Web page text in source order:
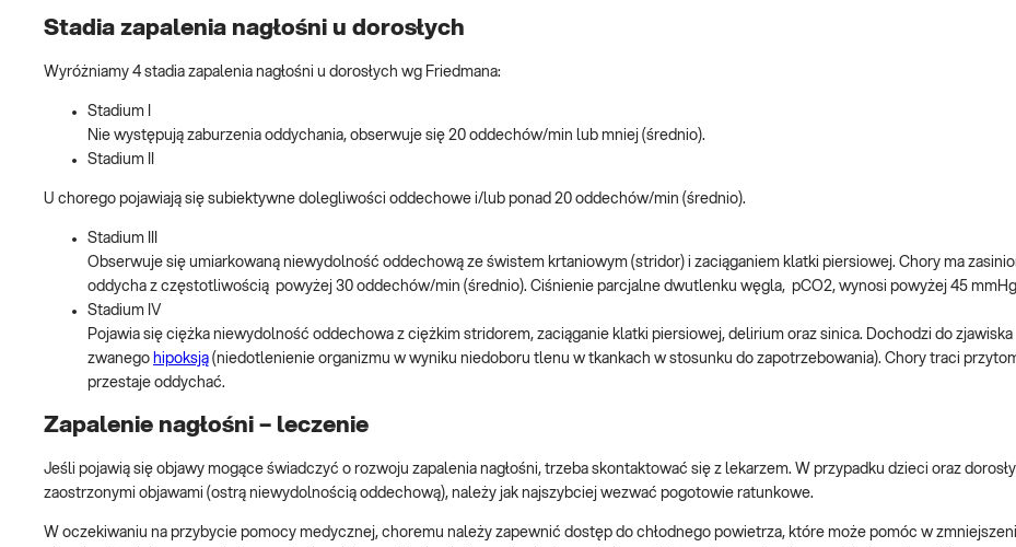
Stadia zapalenia nagłośni u dorosłych
Wyróżniamy 4 stadia zapalenia nagłośni u dorosłych wg Friedmana:
Stadium I
Nie występują zaburzenia oddychania, obserwuje się 20 oddechów/min lub mniej (średnio).
Stadium II
U chorego pojawiają się subiektywne dolegliwości oddechowe i/lub ponad 20 oddechów/min (średnio).
Stadium III
Obserwuje się umiarkowaną niewydolność oddechową ze świstem krtaniowym (stridor) i zaciąganiem klatki piersiowej. Chory ma
oddycha z częstotliwością powyżej 30 oddechów/min (średnio). Ciśnienie parcjalne dwutlenku węgla, pCO2, wynosi powyżej 45
Stadium IV
Pojawia się ciężka niewydolność oddechowa z ciężkim stridorem, zaciąganie klatki piersiowej, delirium oraz sinica. Dochodzi do zjawiska
zwanego hipoksją (niedotlenienie organizmu w wyniku niedoboru tlenu w tkankach w stosunku do zapotrzebowania). Chory traci
przestaje oddychać.
Zapalenie nagłośni – leczenie
Jeśli pojawią się objawy mogące świadczyć o rozwoju zapalenia nagłośni, trzeba skontaktować się z lekarzem. W przypadku dzieci oraz
zaostrzonymi objawami (ostrą niewydolnością oddechową), należy jak najszybciej wezwać pogotowie ratunkowe.
W oczekiwaniu na przybycie pomocy medycznej, choremu należy zapewnić dostęp do chłodnego powietrza, które może pomóc w